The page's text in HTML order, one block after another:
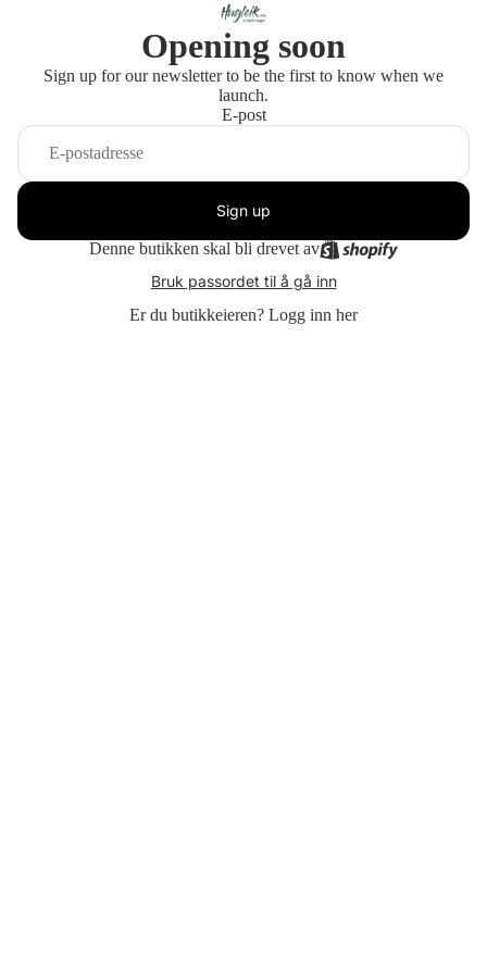
Opening soon
Sign up for our newsletter to be the first to know when we
launch.
E-post
Sign up
Denne butikken skal bli drevet av
Bruk passordet til å gå inn
Er du butikkeieren? Logg inn her